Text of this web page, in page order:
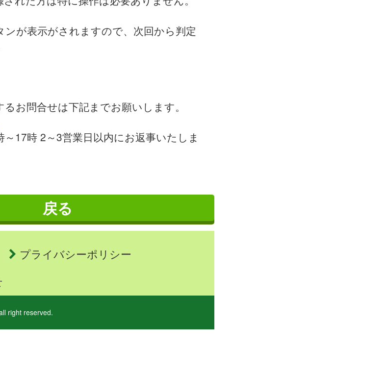
ンが表示がされますので、次回から判定
お問合せは下記までお願いします。
17時 2～3営業日以内にお返事いたしま
戻る
プライバシーポリシー
right reserved.